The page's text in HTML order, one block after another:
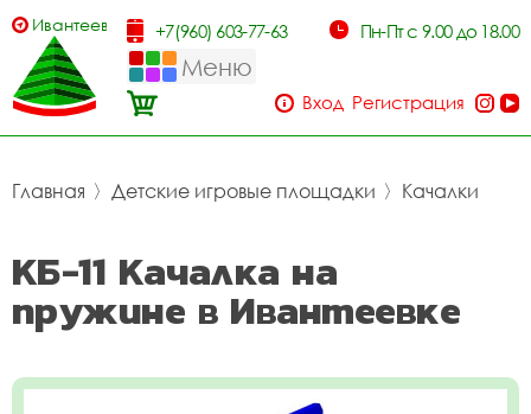
Ивантеевка +7(960) 603-77-63 Пн-Пт с 9.00 до 18.00
Меню
Вход Регистрация
Главная 〉 Детские игровые площадки 〉 Качалки
КБ-11 Качалка на
пружине в Ивантеевке